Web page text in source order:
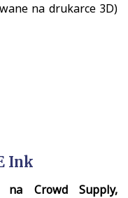
na drukarce 3D)
Ink
na Crowd Supply,